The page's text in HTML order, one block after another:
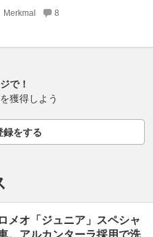
Merkmal 8
で！
獲得しよう
録をする
メオ「ジュニア」スペシャ
。アルカンターラ採用で洗